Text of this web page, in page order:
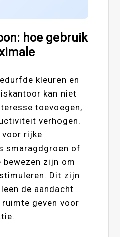
hoe gebruik
kleuren en
kan niet
toevoegen,
verhogen.
voor rijke
smaragdgroen of
bewezen zijn om
Dit zijn
de aandacht
geven voor